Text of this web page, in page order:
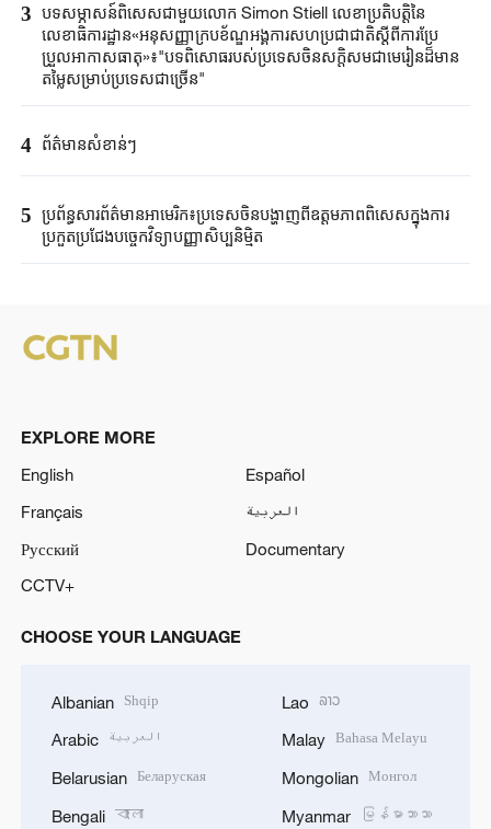
3 បទសម្ភាសន៍ពិសេសជាមួយលោក Simon Stiell លេខាប្រតិបតិ្តនៃ
លេខាធិការដ្ឋាន«អនុសញ្ញាក្របខ័ណ្ឌអង្គការសហប្រជាជាតិស្តីពីការប្រែ
ប្រួលអាកាសធាតុ»៖"បទពិសោធរបស់ប្រទេសចិនសក្តិសមជាមេរៀនដ៏មាន
តម្លៃសម្រាប់ប្រទេសជាច្រើន"
4 ព័ត៌មានសំខាន់ៗ
5 ប្រព័ន្ធសារព័ត៌មានអាមេរិក៖ប្រទេសចិនបង្ហាញពីឧត្តមភាពពិសេសក្នុងការ
ប្រកួតប្រជែងបច្ចេកវិទ្យាបញ្ញាសិប្បនិម្មិត
EXPLORE MORE
English
Español
Français
العربية
Русский
Documentary
CCTV+
CHOOSE YOUR LANGUAGE
Albanian Shqip
Arabic العربية
Belarusian Беларуская
Bengali বাংলা
Lao ລາວ
Malay Bahasa Melayu
Mongolian Монгол
Myanmar မြန်မာဘာသာ